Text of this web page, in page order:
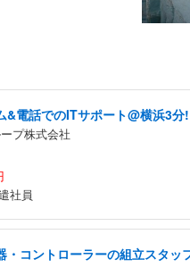
&電話でのITサポート@横浜3分
プ株式会社
社員
・コントローラーの組立スタ